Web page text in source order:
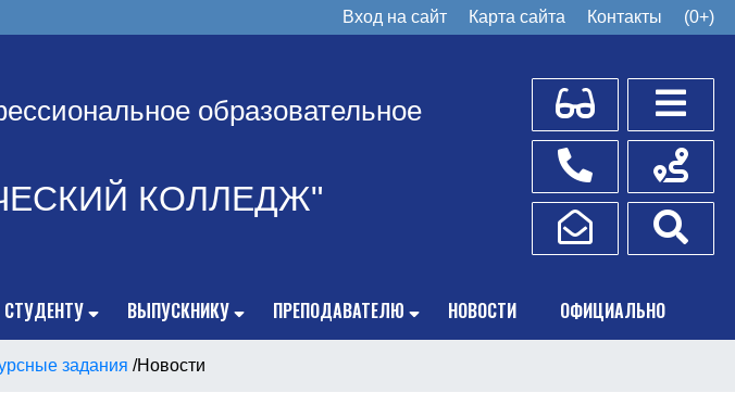
Вход на сайт Карта сайта Контакты (0+)
образовательное
КОЛЛЕДЖ"
Для слабовидящих
Телефоны
Написать обращение
Схема
СТУДЕНТУ ВЫПУСКНИКУ ПРЕПОДАВАТЕЛЮ НОВОСТИ ОФИЦИАЛЬНО
задания /Новости